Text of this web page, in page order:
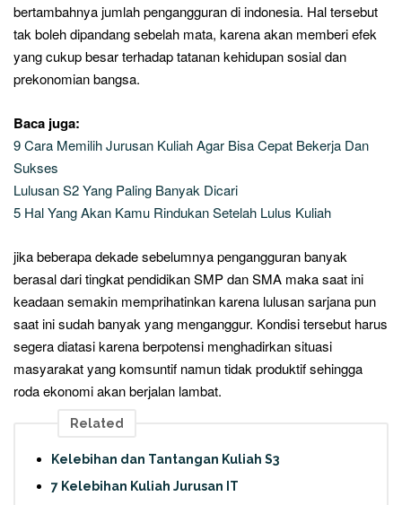
bertambahnya jumlah pengangguran di indonesia. Hal tersebut
tak boleh dipandang sebelah mata, karena akan memberi efek
yang cukup besar terhadap tatanan kehidupan sosial dan
prekonomian bangsa.
Baca juga:
9 Cara Memilih Jurusan Kuliah Agar Bisa Cepat Bekerja Dan
Sukses
Lulusan S2 Yang Paling Banyak Dicari
5 Hal Yang Akan Kamu Rindukan Setelah Lulus Kuliah
jika beberapa dekade sebelumnya pengangguran banyak
berasal dari tingkat pendidikan SMP dan SMA maka saat ini
keadaan semakin memprihatinkan karena lulusan sarjana pun
saat ini sudah banyak yang menganggur. Kondisi tersebut harus
segera diatasi karena berpotensi menghadirkan situasi
masyarakat yang komsuntif namun tidak produktif sehingga
roda ekonomi akan berjalan lambat.
Related
Kelebihan dan Tantangan Kuliah S3
7 Kelebihan Kuliah Jurusan IT